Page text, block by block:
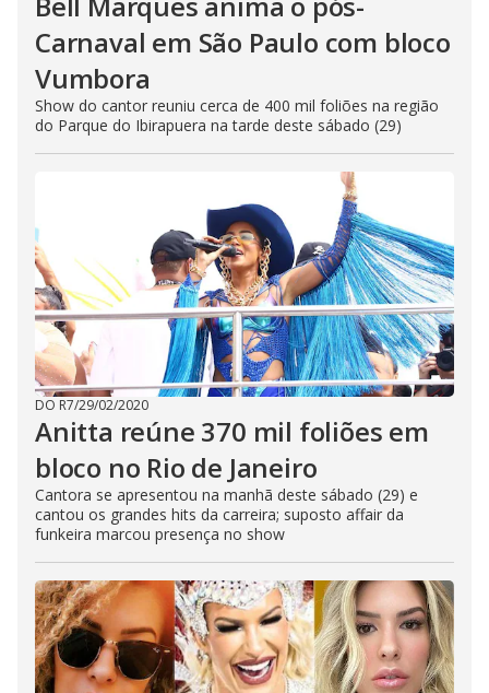
Carnaval em São Paulo com bloco
Vumbora
Show do cantor reuniu cerca de 400 mil foliões na região
do Parque do Ibirapuera na tarde deste sábado (29)
DO R7/29/02/2020
Anitta reúne 370 mil foliões em
bloco no Rio de Janeiro
Cantora se apresentou na manhã deste sábado (29) e
cantou os grandes hits da carreira; suposto affair da
funkeira marcou presença no show